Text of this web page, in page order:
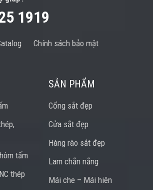
1919
Chính sách bảo mật
tấm
thép
SẢN PHẨM
Cổng sắt đẹp
Cửa sắt đẹp
Hàng rào sắt đẹp
Lam chắn nắng
Mái che – Mái hiên